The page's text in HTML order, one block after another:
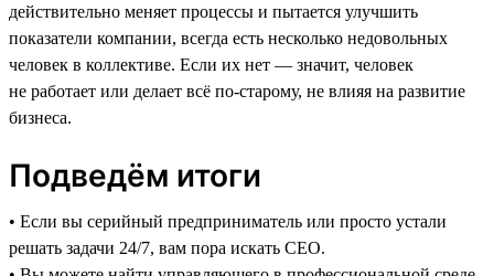
действительно меняет процессы и пытается улучшить
показатели компании, всегда есть несколько недовольных
человек в коллективе. Если их нет — значит, человек
не работает или делает всё по-старому, не влияя на развитие
бизнеса.
Подведём итоги
• Если вы серийный предприниматель или просто устали
решать задачи 24/7, вам пора искать CEO.